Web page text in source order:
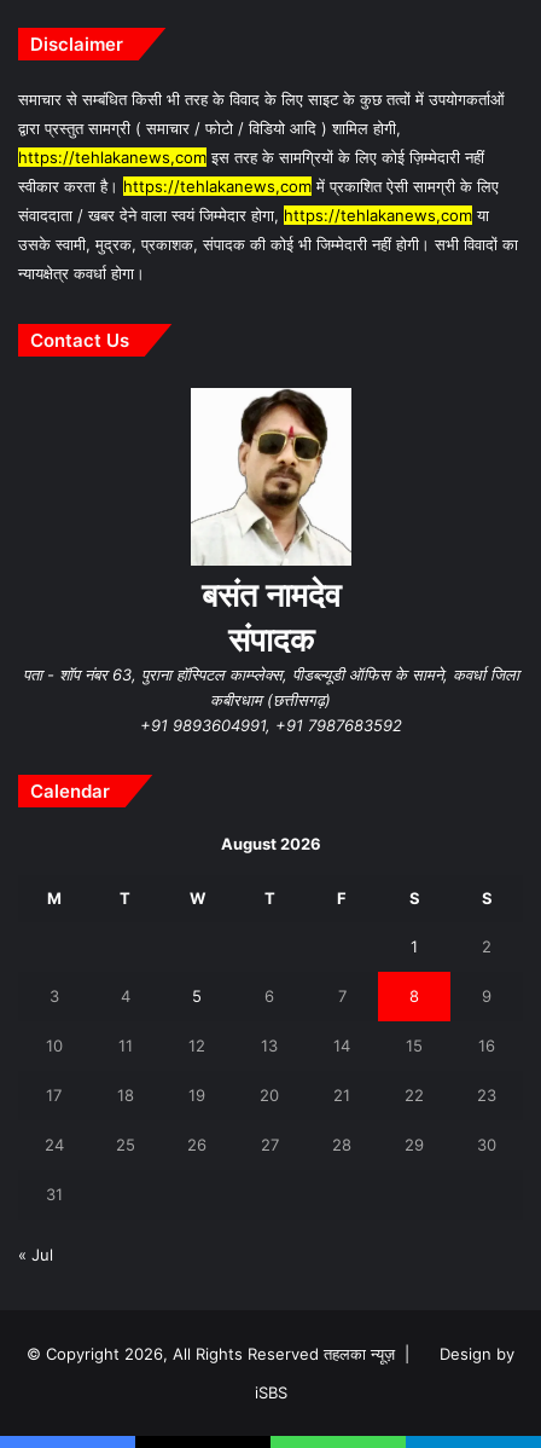
Disclaimer
समाचार से सम्बंधित किसी भी तरह के विवाद के लिए साइट के कुछ तत्वों में उपयोगकर्ताओं
द्वारा प्रस्तुत सामग्री ( समाचार / फोटो / विडियो आदि ) शामिल होगी,
https://tehlakanews,comइस तरह के सामग्रियों के लिए कोई ज़िम्मेदारी नहीं
स्वीकार करता है। https://tehlakanews,comमें प्रकाशित ऐसी सामग्री के लिए
संवाददाता / खबर देने वाला स्वयं जिम्मेदार होगा, https://tehlakanews,comया
उसके स्वामी, मुद्रक, प्रकाशक, संपादक की कोई भी जिम्मेदारी नहीं होगी। सभी विवादों का
न्यायक्षेत्र कवर्धा होगा।
Contact Us
बसंत नामदेव
संपादक
पता - शॉप नंबर 63, पुराना हॉस्पिटल काम्प्लेक्स, पीडब्ल्यूडी ऑफिस के सामने, कवर्धा जिला
कबीरधाम (छत्तीसगढ़)
+91 9893604991, +91 7987683592
Calendar
August 2026
M T W T F S S
1 2
3 4 5 6 7 8 9
10 11 12 13 14 15 16
17 18 19 20 21 22 23
24 25 26 27 28 29 30
31
« Jul
© Copyright 2026, All Rights Reserved तहलका न्यूज़ |
Design by
iSBS